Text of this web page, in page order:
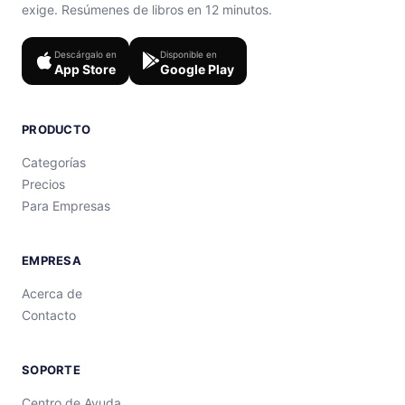
exige. Resúmenes de libros en 12 minutos.
Descárgalo en
App Store
Disponible en
Google Play
PRODUCTO
Categorías
Precios
Para Empresas
EMPRESA
Acerca de
Contacto
SOPORTE